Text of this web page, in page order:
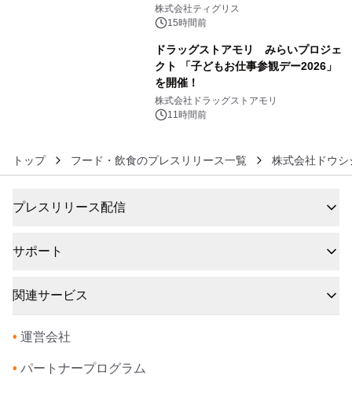
生 バカルディ ジャパンと連携した
没入型バー「BAR Arca」
株式会社ティグリス
15時間前
ドラッグストアモリ みらいプロジェ
クト 「子どもお仕事参観デー2026」
を開催！
株式会社ドラッグストアモリ
11時間前
トップ フード・飲食のプレスリリース一覧 株式会社ドウシ
プレスリリース配信
サポート
関連サービス
• 運営会社
• パートナープログラム